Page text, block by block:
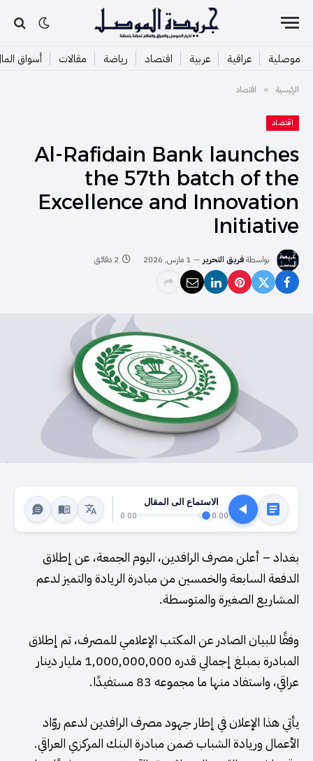
موصلية عراقية عربية اقتصاد رياضة مقالات أسواق
الرئيسية » اقتصاد
اقتصاد
Al-Rafidain Bank launches
the 57th batch of the
Excellence and Innovation
Initiative
بواسطةفريق التحرير 1 مارس, 2026 2 دقائق
الاستماع الى المقال
0:00
0:00
بغداد – أعلن مصرف الرافدين، اليوم الجمعة، عن إطلاق
الدفعة السابعة والخمسين من مبادرة الريادة والتميز لدعم
المشاريع الصغيرة والمتوسطة.
وفقًا للبيان الصادر عن المكتب الإعلامي للمصرف، تم إطلاق
المبادرة بمبلغ إجمالي قدره 1,000,000,000 مليار دينار
عراقي، واستفاد منها ما مجموعه 83 مستفيدًا.
يأتي هذا الإعلان في إطار جهود مصرف الرافدين لدعم روّاد
الأعمال وريادة الشباب ضمن مبادرة البنك المركزي العراقي.